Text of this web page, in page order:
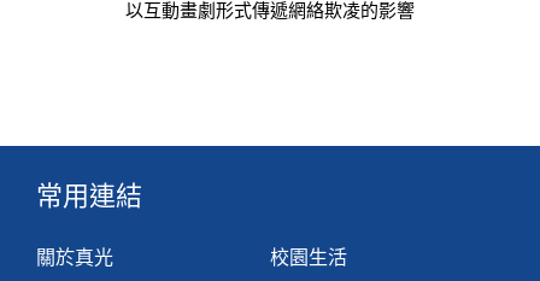
以互動畫劇形式傳遞網絡欺凌的影響
常用連結
關於真光
校園生活